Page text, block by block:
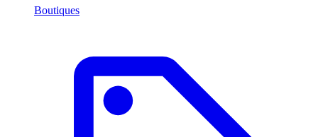
Boutiques